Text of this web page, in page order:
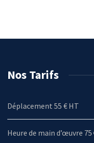
Nos Tarifs
Déplacement 55 € HT
Heure de main d’œuvre 75